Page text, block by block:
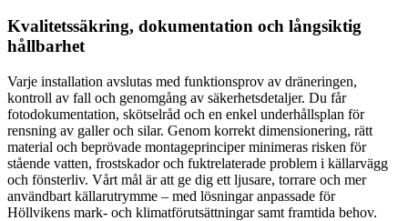
Kvalitetssäkring, dokumentation och långsiktig
hållbarhet
Varje installation avslutas med funktionsprov av dräneringen,
kontroll av fall och genomgång av säkerhetsdetaljer. Du får
fotodokumentation, skötselråd och en enkel underhållsplan för
rensning av galler och silar. Genom korrekt dimensionering, rätt
material och beprövade montageprinciper minimeras risken för
stående vatten, frostskador och fuktrelaterade problem i källarvägg
och fönsterliv. Vårt mål är att ge dig ett ljusare, torrare och mer
användbart källarutrymme – med lösningar anpassade för
Höllvikens mark- och klimatförutsättningar samt framtida behov.